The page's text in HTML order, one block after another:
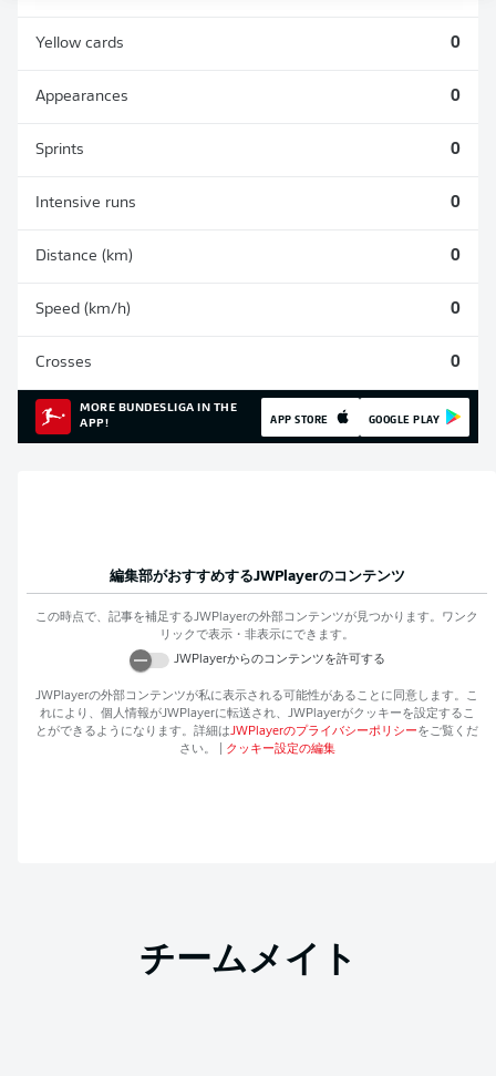
Yellow cards 0
Appearances 0
Sprints 0
Intensive runs 0
Distance (km) 0
Speed (km/h) 0
Crosses 0
MORE BUNDESLIGA IN THE
APP!
APP STORE GOOGLE PLAY
編集部がおすすめするJWPlayerのコンテンツ
この時点で、記事を補足するJWPlayerの外部コンテンツが見つかります。ワンク
リックで表示・非表示にできます。
JWPlayerからのコンテンツを許可する
JWPlayerの外部コンテンツが私に表示される可能性があることに同意します。こ
れにより、個人情報がJWPlayerに転送され、 JWPlayerがクッキーを設定するこ
とができるようになります。詳細はJWPlayerのプライバシーポリシーをご覧くだ
さい。
クッキー設定の編集
チームメイト